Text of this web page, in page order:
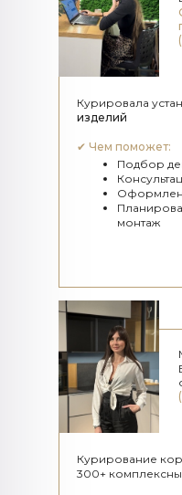
Курирование
300+
Курировала
изделий
✔ Чем поможет:
Подбор
монтаж